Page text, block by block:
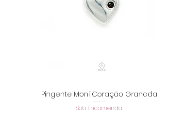
Visualização rápida
Pingente Moní Coração Granada
Sob Encomenda